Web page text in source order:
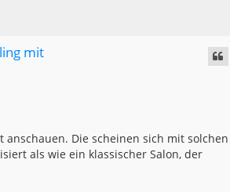
mit
Die scheinen sich mit solchen
als wie ein klassischer Salon, der